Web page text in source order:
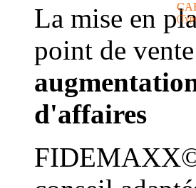
La mise en
point de
d'affaires
FIDEMAXX©